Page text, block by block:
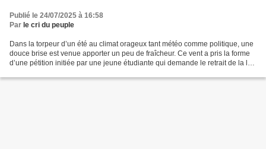
Publié le 24/07/2025 à 16:58
Par le cri du peuple
Dans la torpeur d’un été au climat orageux tant météo comme politique, une
douce brise est venue apporter un peu de fraîcheur. Ce vent a pris la forme
d’une pétition initiée par une jeune étudiante qui demande le retrait de la loi